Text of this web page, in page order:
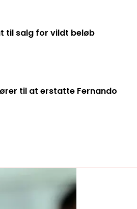
til salg for vildt beløb
til at erstatte Fernando